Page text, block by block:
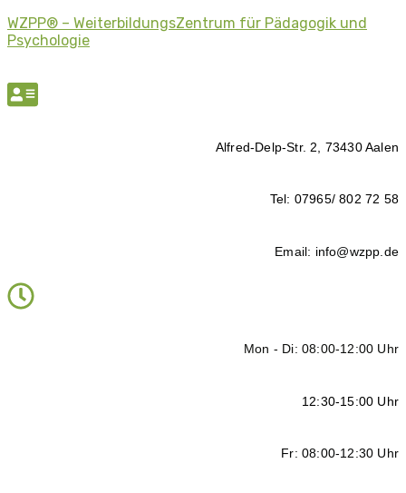
WZPP® – WeiterbildungsZentrum für Pädagogik und
Psychologie
Alfred-Delp-Str. 2, 73430 Aalen
Tel: 07965/ 802 72 58
Email: info@wzpp.de
Mon - Di: 08:00-12:00 Uhr
12:30-15:00 Uhr
Fr: 08:00-12:30 Uhr